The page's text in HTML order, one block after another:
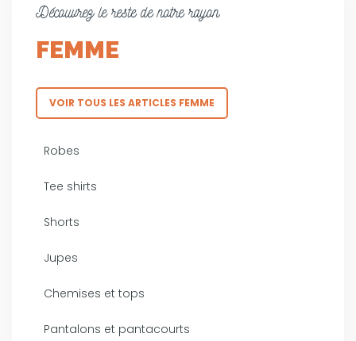
Découvrez le reste de notre rayon
FEMME
VOIR TOUS LES ARTICLES FEMME
Robes
Tee shirts
Shorts
Jupes
Chemises et tops
Pantalons et pantacourts